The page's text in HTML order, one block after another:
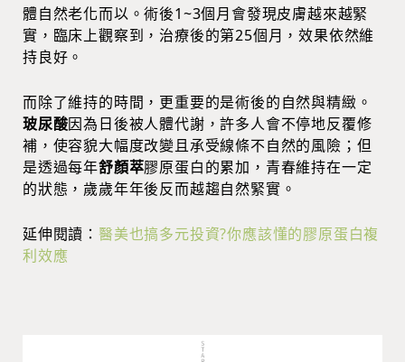
體自然老化而以。術後1~3個月會發現皮膚越來越緊
實，臨床上觀察到，治療後的第25個月，效果依然維
持良好。
而除了維持的時間，更重要的是術後的自然與精緻。
玻尿酸因為日後被人體代謝，許多人會不停地反覆修
補，使容貌大幅度改變且承受線條不自然的風險；但
是透過每年舒顏萃膠原蛋白的累加，青春維持在一定
的狀態，歲歲年年後反而越趨自然緊實。
延伸閱讀： 醫美也搞多元投資?你應該懂的膠原蛋白複
利效應